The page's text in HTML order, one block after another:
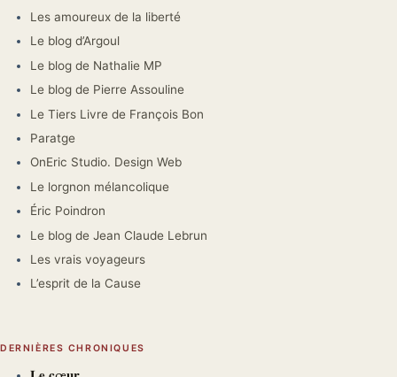
Les amoureux de la liberté
Le blog d’Argoul
Le blog de Nathalie MP
Le blog de Pierre Assouline
Le Tiers Livre de François Bon
Paratge
OnEric Studio. Design Web
Le lorgnon mélancolique
Éric Poindron
Le blog de Jean Claude Lebrun
Les vrais voyageurs
L’esprit de la Cause
DERNIÈRES CHRONIQUES